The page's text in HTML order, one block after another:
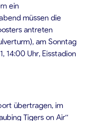
ein
müssen die
antreten
am Sonntag
14:00 Uhr, Eisstadion
übertragen, im
Tigers on Air“